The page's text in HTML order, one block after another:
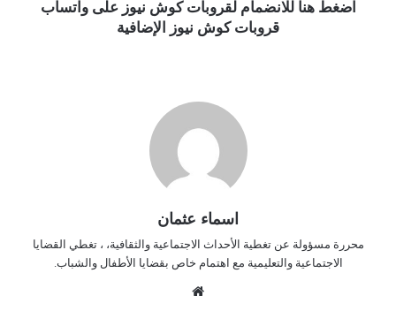
اضغط هنا للانضمام لقروبات كوش نيوز على واتساب
قروبات كوش نيوز الإضافية
اسماء عثمان
محررة مسؤولة عن تغطية الأحداث الاجتماعية والثقافية، ، تغطي القضايا
الاجتماعية والتعليمية مع اهتمام خاص بقضايا الأطفال والشباب.